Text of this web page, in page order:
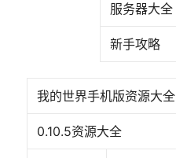
服务器大全
新手攻略
我的世界手机版资源大全
0.10.5资源大全